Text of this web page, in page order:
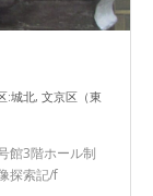
:城北, 文京区（東
館3階ホール制
探索記/f